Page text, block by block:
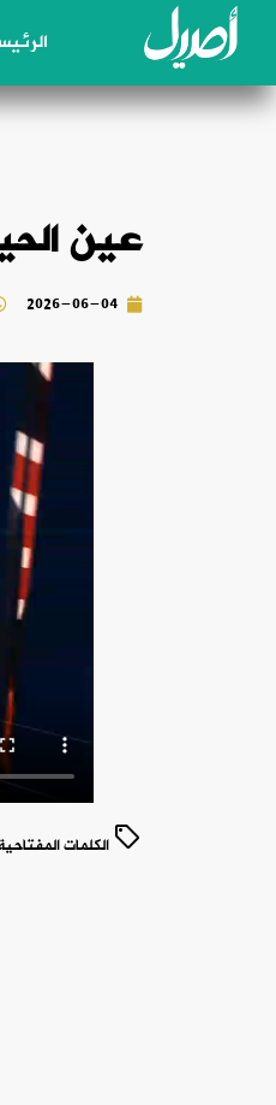
عين الحياة
2026-06-04
الكلمات